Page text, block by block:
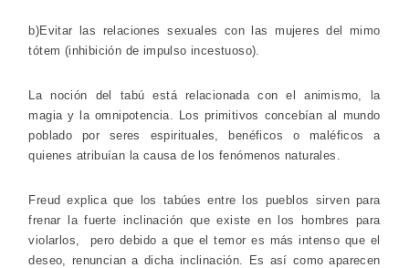
b)Evitar las relaciones sexuales con las mujeres del mimo
tótem (inhibición de impulso incestuoso).
La noción del tabú está relacionada con el animismo, la
magia y la omnipotencia. Los primitivos concebían al mundo
poblado por seres espirituales, benéficos o maléficos a
quienes atribuían la causa de los fenómenos naturales.
Freud explica que los tabúes entre los pueblos sirven para
frenar la fuerte inclinación que existe en los hombres para
violarlos, pero debido a que el temor es más intenso que el
deseo, renuncian a dicha inclinación. Es así como aparecen